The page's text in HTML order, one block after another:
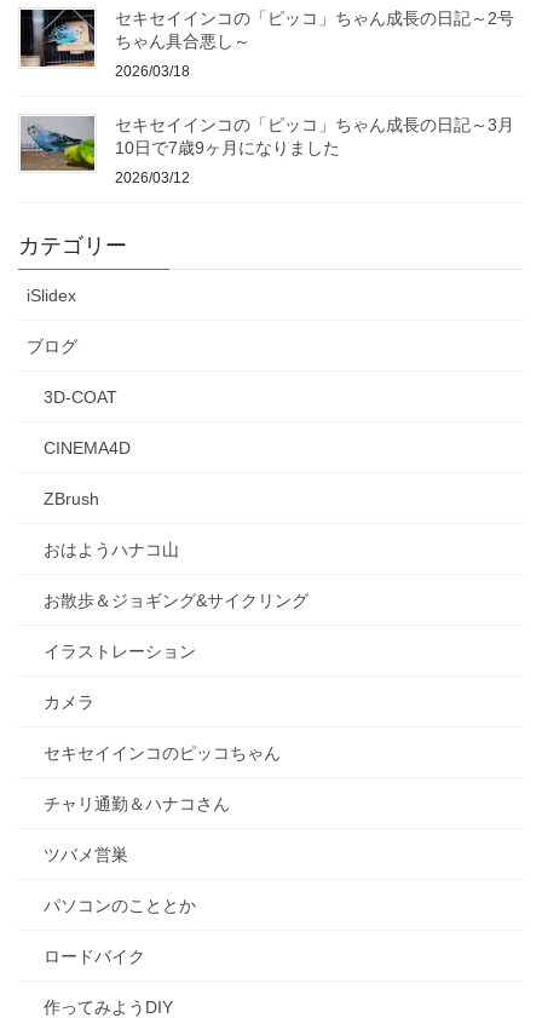
セキセイインコの「ピッコ」ちゃん成長の日記～2号
ちゃん具合悪し～
2026/03/18
セキセイインコの「ピッコ」ちゃん成長の日記～3月
10日で7歳9ヶ月になりました
2026/03/12
カテゴリー
iSlidex
ブログ
3D-COAT
CINEMA4D
ZBrush
おはようハナコ山
お散歩＆ジョギング&サイクリング
イラストレーション
カメラ
セキセイインコのピッコちゃん
チャリ通勤＆ハナコさん
ツバメ営巣
パソコンのこととか
ロードバイク
作ってみようDIY